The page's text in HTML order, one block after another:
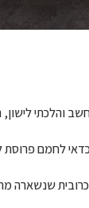
והלכתי לישון,
לחמם פרוסת
שנשארה